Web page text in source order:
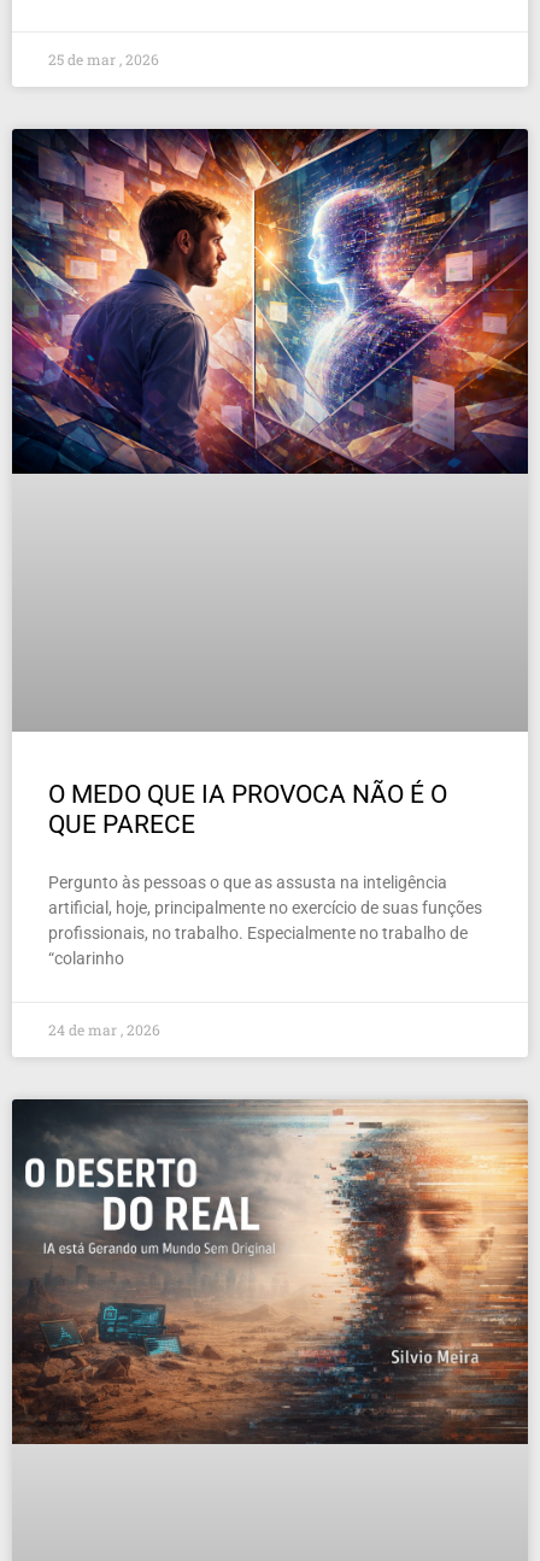
25 de mar , 2026
O MEDO QUE IA PROVOCA NÃO É O
QUE PARECE
Pergunto às pessoas o que as assusta na inteligência
artificial, hoje, principalmente no exercício de suas funções
profissionais, no trabalho. Especialmente no trabalho de
“colarinho
24 de mar , 2026